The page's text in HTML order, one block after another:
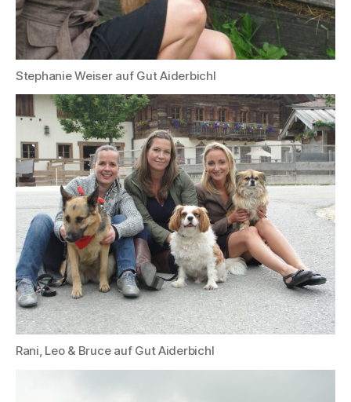
Stephanie Weiser auf Gut Aiderbichl
Rani, Leo & Bruce auf Gut Aiderbichl